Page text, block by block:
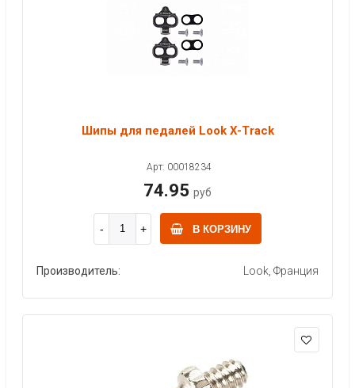
Шипы для педалей Look X-Track
Арт: 00018234
74.95 руб
В КОРЗИНУ
Производитель: Look, Франция